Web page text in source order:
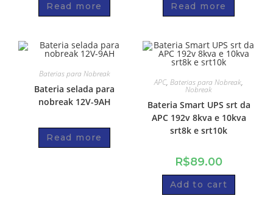
Read more Read more
Baterias para Nobreak
Bateria selada para
nobreak 12V-9AH
Read more
APC, Baterias para Nobreak,
Nobreak
Bateria Smart UPS srt da
APC 192v 8kva e 10kva
srt8k e srt10k
R$89.00
Add to cart